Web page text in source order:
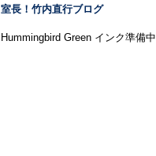
室長！竹内直行ブログ
Hummingbird Green インク準備中